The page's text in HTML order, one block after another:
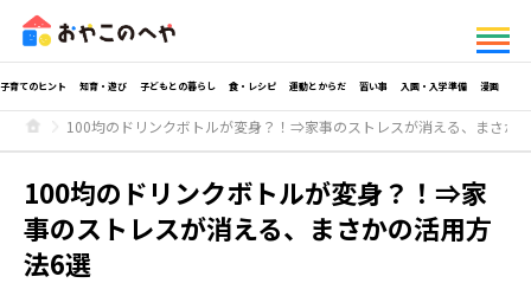
子育てのヒント 知育・遊び 子どもとの暮らし 食・レシピ 運動とからだ 習い事 入園・入学準備 漫画
100均のドリンクボトルが変身？！⇒家事のストレスが消える、まさか
100均のドリンクボトルが変身？！⇒家
事のストレスが消える、まさかの活用方
法6選